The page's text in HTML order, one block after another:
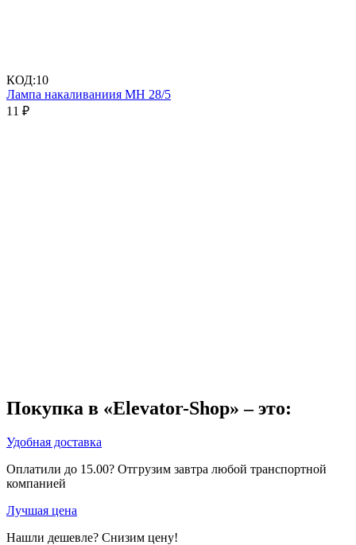
КОД:10
Лампа накаливаниия МН 28/5
11 ₽
Покупка в «Elevator-Shop» – это:
Удобная доставка
Оплатили до 15.00? Отгрузим завтра любой транспортной
компанией
Лучшая цена
Нашли дешевле? Снизим цену!